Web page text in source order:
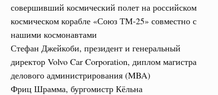
совершивший космический полет на российском
космическом корабле «Союз ТМ-25» совместно с
нашими космонавтами
Стефан Джейкоби, президент и генеральный
директор Volvo Car Corporation, диплом магистра
делового администрирования (MBA)
Фриц Шрамма, бургомистр Кёльна